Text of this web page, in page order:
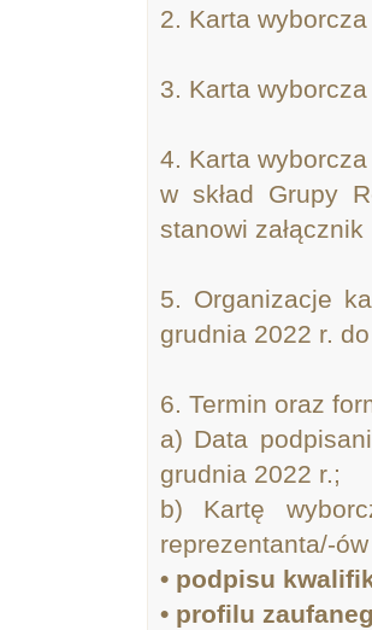
2. Karta
3. Karta
4. Karta
w skład Grupy
stanowi
5. Organizacje
grudnia 2022 r.
6. Termin oraz
a) Data
grudnia 2022 r.;
b) Kartę
reprezentanta/-
• podpisu
• profilu